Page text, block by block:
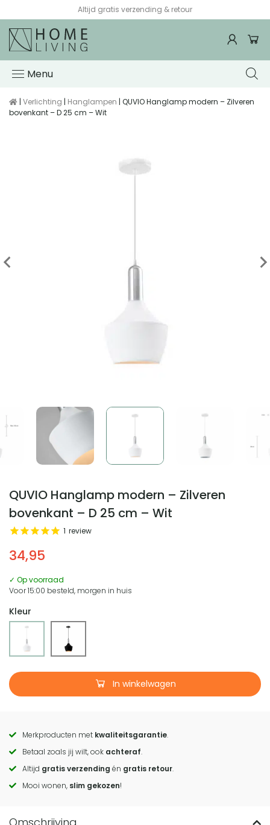
Voor 15:00 besteld, de volgende werkdag in huis*
Menu
| Verlichting | Hanglampen | QUVIO Hanglamp modern – Zilveren
bovenkant – D 25 cm – Wit
QUVIO Hanglamp modern – Zilveren
bovenkant – D 25 cm – Wit
34,95
1 review
✓ Op voorraad
Voor 15:00 besteld, morgen in huis
Kleur
In winkelwagen
Call
to
actions
Merkproducten met kwaliteitsgarantie.
Betaal zoals jij wilt, ook achteraf.
Altijd gratis verzending én gratis retour.
Mooi wonen, slim gekozen!